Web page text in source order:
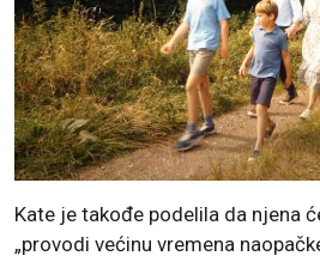
Kate je takođe podelila da njena
„provodi većinu vremena